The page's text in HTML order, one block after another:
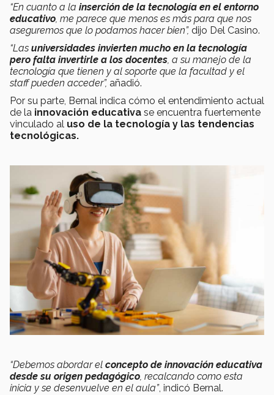
“En cuanto a la inserción de la tecnología en el entorno
educativo , me parece que menos es más para que nos
aseguremos que lo podamos hacer bien”, dijo Del Casino.
“Las universidades invierten mucho en la tecnología
pero falta invertirle a los docentes , a su manejo de la
tecnología que tienen y al soporte que la facultad y el
staff pueden acceder”, añadió.
Por su parte, Bernal indica cómo el entendimiento actual
de la innovación educativa se encuentra fuertemente
vinculado al uso de la tecnología y las tendencias
tecnológicas.
“Debemos abordar el concepto de innovación educativa
desde su origen pedagógico, recalcando como esta
inicia y se desenvuelve en el aula”, indicó Bernal.